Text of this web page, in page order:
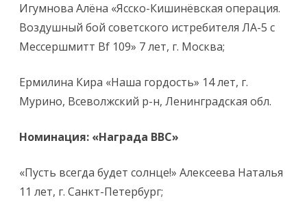
Игумнова Алёна «Ясско-Кишинёвская операция.
Воздушный бой советского истребителя ЛА-5 с
Мессершмитт Bf 109» 7 лет, г. Москва;
Ермилина Кира «Наша гордость» 14 лет, г.
Мурино, Всеволжский р-н, Ленинградская обл.
Номинация: «Награда ВВС»
«Пусть всегда будет солнце!» Алексеева Наталья
11 лет, г. Санкт-Петербург;